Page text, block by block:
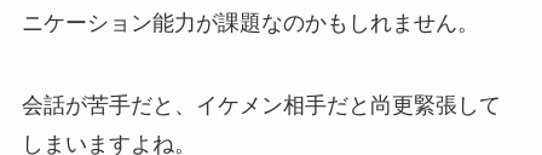
ニケーション能力が課題なのかもしれません。
会話が苦手だと、イケメン相手だと尚更緊張して
しまいますよね。